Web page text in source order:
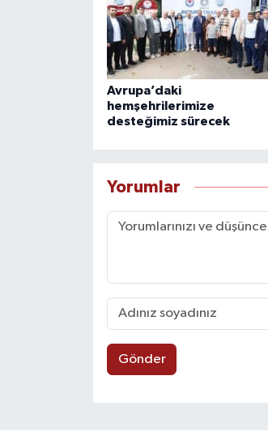
Avrupa’daki
hemşehrilerimize
desteğimiz sürecek
Yorumlar
Gönder